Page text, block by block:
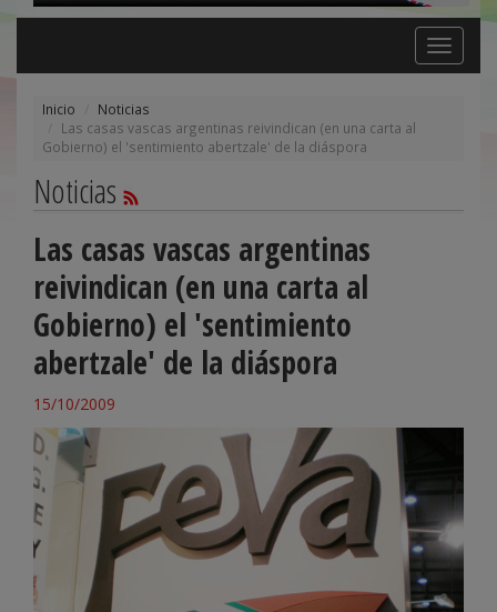
Toggle
navigation
Inicio
Noticias
Las casas vascas argentinas reivindican (en una carta al
Gobierno) el 'sentimiento abertzale' de la diáspora
Noticias
Las casas vascas argentinas
reivindican (en una carta al
Gobierno) el 'sentimiento
abertzale' de la diáspora
15/10/2009